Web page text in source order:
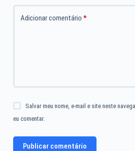
Adicionar comentário *
Salvar meu nome, e-mail e site neste
eu comentar.
Publicar comentário